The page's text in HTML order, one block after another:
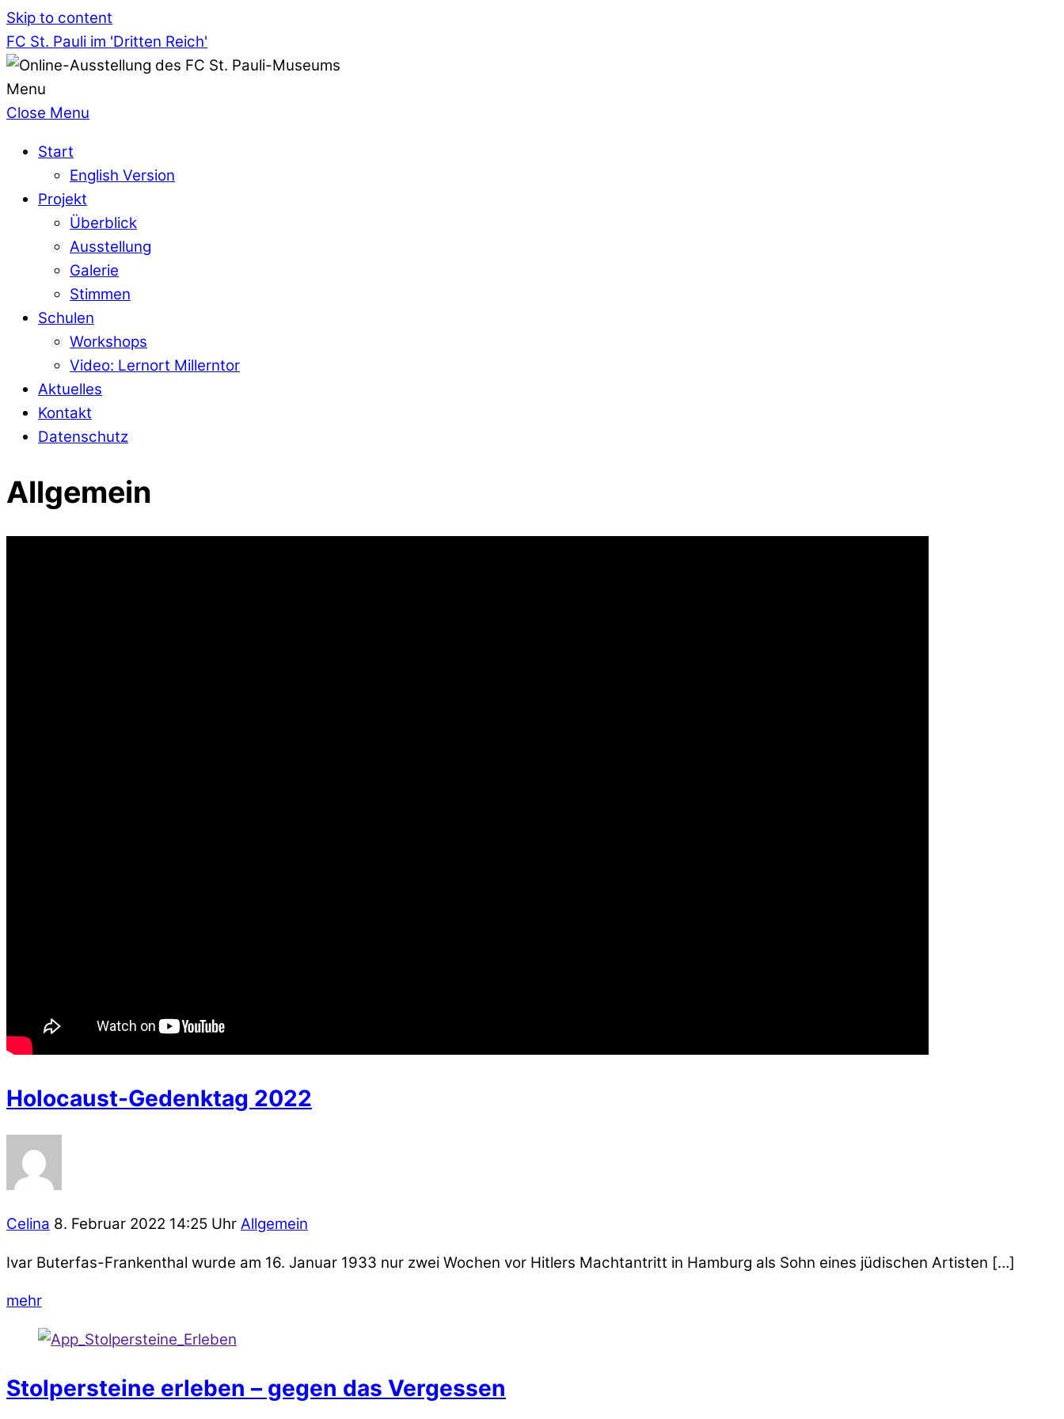
Skip to content
FC St. Pauli im 'Dritten Reich'
Menu
Close Menu
Start
English Version
Projekt
Überblick
Ausstellung
Galerie
Stimmen
Schulen
Workshops
Video: Lernort Millerntor
Aktuelles
Kontakt
Datenschutz
Allgemein
Holocaust-Gedenktag 2022
Celina 8. Februar 2022 14:25 Uhr Allgemein
Ivar Buterfas-Frankenthal wurde am 16. Januar 1933 nur zwei Wochen vor Hitlers Machtantritt in Hamburg als Sohn eines jüdischen Artisten […]
mehr
Stolpersteine erleben – gegen das Vergessen